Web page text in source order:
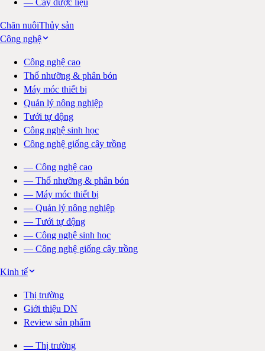
— Cây dược liệu
Chăn nuôiThủy sản
Công nghệ
Công nghệ cao
Thổ nhưỡng & phân bón
Máy móc thiết bị
Quản lý nông nghiệp
Tưới tự động
Công nghệ sinh học
Công nghệ giống cây trồng
— Công nghệ cao
— Thổ nhưỡng & phân bón
— Máy móc thiết bị
— Quản lý nông nghiệp
— Tưới tự động
— Công nghệ sinh học
— Công nghệ giống cây trồng
Kinh tế
Thị trường
Giới thiệu DN
Review sản phẩm
— Thị trường